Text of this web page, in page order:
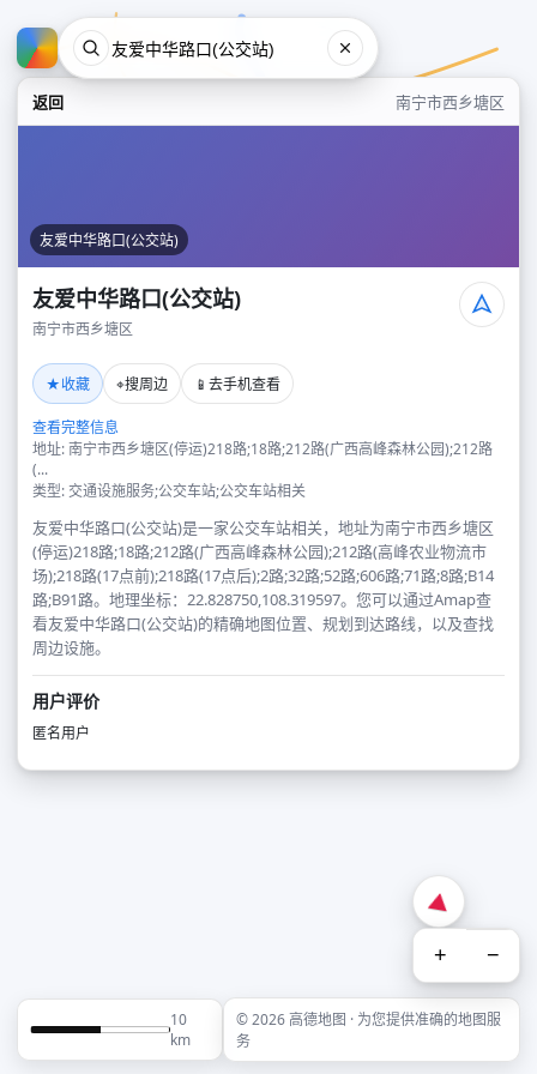
返回 南宁市西乡塘区
友爱中华路口(公交站)
友爱中华路口(公交站)
南宁市西乡塘区
★收藏 ⌖搜周边 📱 去手机查看
查看完整信息
地址: 南宁市西乡塘区(停运)218路;18路;212路(广西高峰森林公园);212路
(...
类型: 交通设施服务;公交车站;公交车站相关
友爱中华路口(公交站)是一家公交车站相关，地址为南宁市西乡塘区
(停运)218路;18路;212路(广西高峰森林公园);212路(高峰农业物流市
场);218路(17点前);218路(17点后);2路;32路;52路;606路;71路;8路;B14
路;B91路。地理坐标：22.828750,108.319597。您可以通过Amap查
看友爱中华路口(公交站)的精确地图位置、规划到达路线，以及查找
周边设施。
用户评价
匿名用户
+ −
10
km
© 2026 高德地图 · 为您提供准确的地图服
务